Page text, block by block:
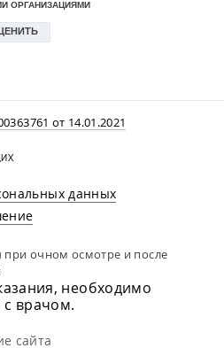
от 14.01.2021
данных
при очном осмотре и после
необходимо
с врачом.
сайта